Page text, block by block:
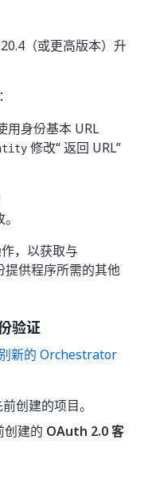
（或更高版本）升
用身份基本 URL
修改“ 返回 URL”
，以获取与
供程序所需的其他
验证
新的 Orchestrator
创建的项目。
创建的 OAuth 2.0 客